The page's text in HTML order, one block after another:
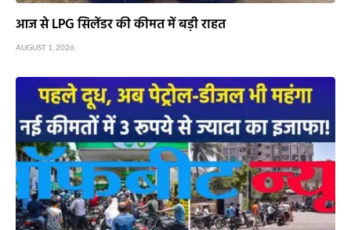
आज से LPG सिलेंडर की कीमत में बड़ी राहत
AUGUST 1, 2026